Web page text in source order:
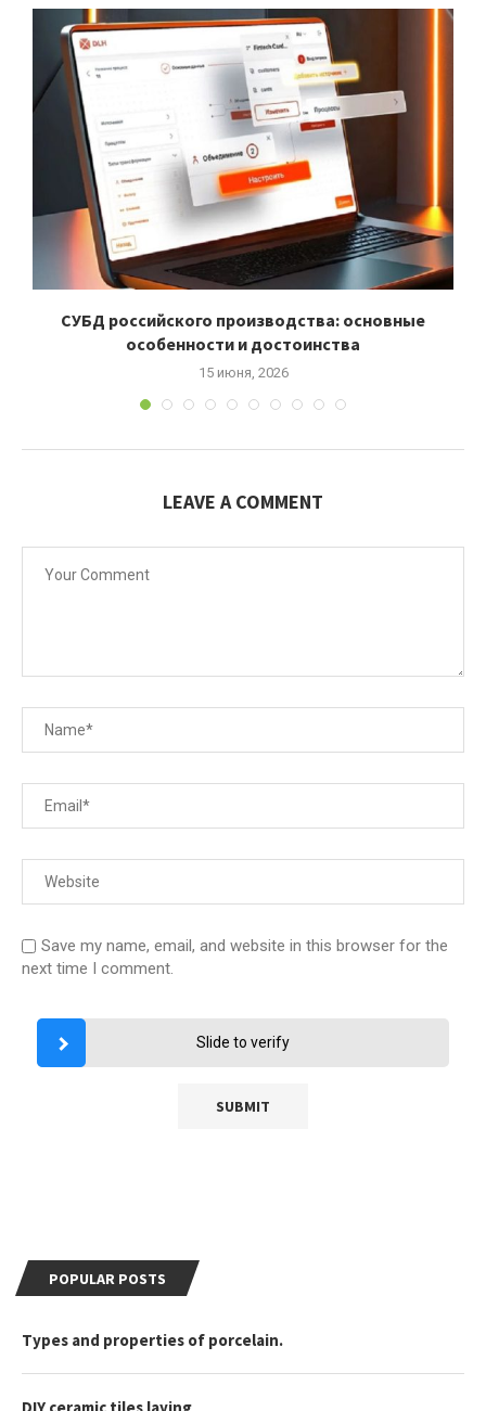
СУБД российского производства: основные
особенности и достоинства
15 июня, 2026
LEAVE A COMMENT
Save my name, email, and website in this browser for the
next time I comment.
Slide to verify
POPULAR POSTS
Types and properties of porcelain.
DIY ceramic tiles laying